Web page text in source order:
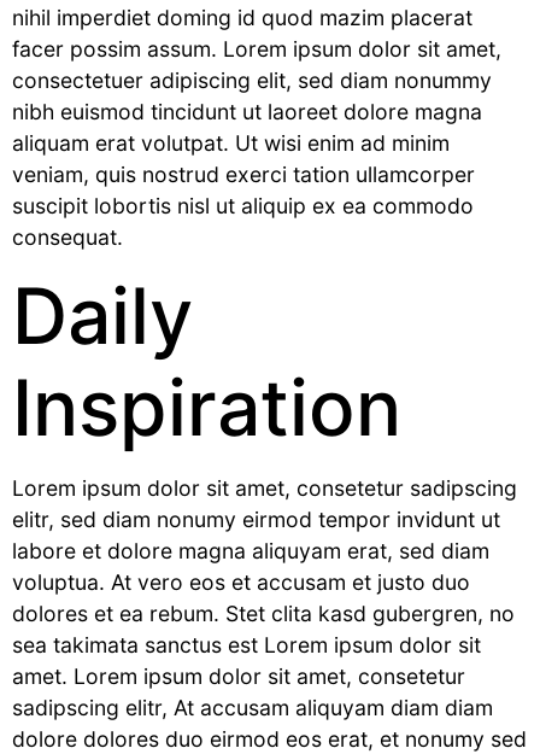
nihil imperdiet doming id quod mazim placerat
facer possim assum. Lorem ipsum dolor sit amet,
consectetuer adipiscing elit, sed diam nonummy
nibh euismod tincidunt ut laoreet dolore magna
aliquam erat volutpat. Ut wisi enim ad minim
veniam, quis nostrud exerci tation ullamcorper
suscipit lobortis nisl ut aliquip ex ea commodo
consequat.
Daily
Inspiration
Lorem ipsum dolor sit amet, consetetur sadipscing
elitr, sed diam nonumy eirmod tempor invidunt ut
labore et dolore magna aliquyam erat, sed diam
voluptua. At vero eos et accusam et justo duo
dolores et ea rebum. Stet clita kasd gubergren, no
sea takimata sanctus est Lorem ipsum dolor sit
amet. Lorem ipsum dolor sit amet, consetetur
sadipscing elitr, At accusam aliquyam diam diam
dolore dolores duo eirmod eos erat, et nonumy sed